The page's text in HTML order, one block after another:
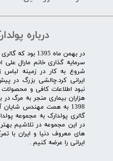
درباره
در بهمن ماه 1395
سرمایه گذاری خانم مارال
شروع به کار در زمینه لباس
ایرانی کرد.چالشی بزرگ در
نبود اطلاعات کافی و
هزاران بیماری منجر به مرگ در
1398 به همت مهندس
گالری پولدارک به مجموعه
در این مجموعه در تلاشیم
های معروف دنیا و ایران با
ایرانی را عرضه کنیم .​​​​​​​